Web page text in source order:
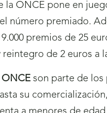
la ONCE pone en
número premiado.
premios de 25
reintegro de 2 euros
ONCE son parte de los
su